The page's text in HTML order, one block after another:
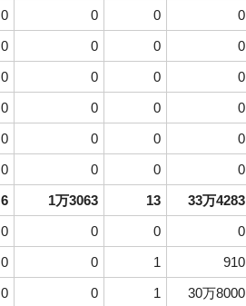
0 0 0
0
0 0 0
0
0 0 0
0
0 0 0
0
0 0 0
0
0 0 0
0
6 1万3063 13
33万4283
0 0 0
0
0 0 1
910
0 0 1
30万8000